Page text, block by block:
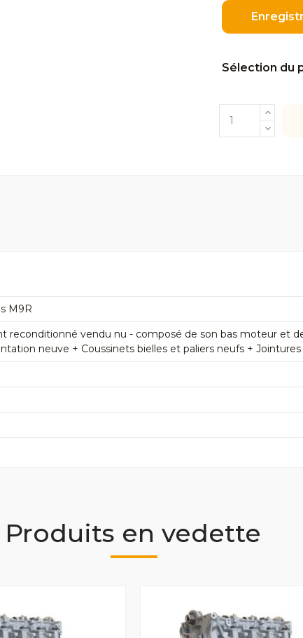
Sélection du
M9R
reconditionné vendu nu - composé de son bas moteur et
neuve + Coussinets bielles et paliers neufs +
Produits en vedette